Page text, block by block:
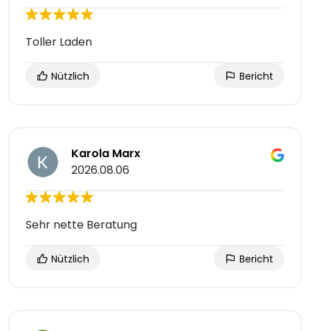
Toller Laden
Nützlich Bericht
Karola Marx
2026.08.06
Sehr nette Beratung
Nützlich Bericht